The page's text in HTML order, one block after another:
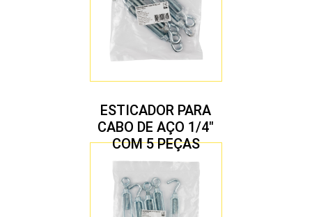
ESTICADOR PARA
CABO DE AÇO 1/4″
COM 5 PEÇAS